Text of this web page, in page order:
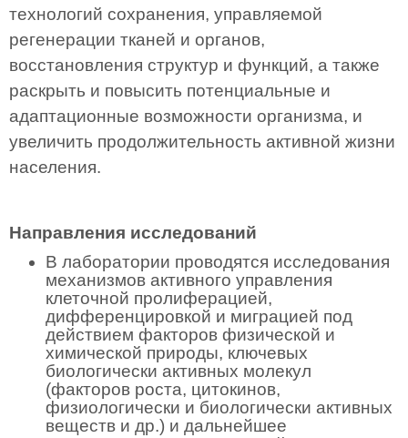
технологий сохранения, управляемой
регенерации тканей и органов,
восстановления структур и функций, а также
раскрыть и повысить потенциальные и
адаптационные возможности организма, и
увеличить продолжительность активной жизни
населения.
Направления исследований
В лаборатории проводятся исследования
механизмов активного управления
клеточной пролиферацией,
дифференцировкой и миграцией под
действием факторов физической и
химической природы, ключевых
биологически активных молекул
(факторов роста, цитокинов,
физиологически и биологически активных
веществ и др.) и дальнейшее